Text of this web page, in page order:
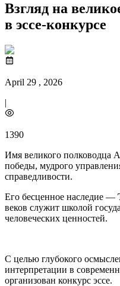
Взгляд на
в эссе-конкурсе
April 29 , 2026
|
1390
Имя великого полководца
победы, мудрого
справедливости.
Его бесценное наследие —
веков служит школой
человеческих ценностей.
С целью глубокого
интерпретации в
организован конкурс эссе.